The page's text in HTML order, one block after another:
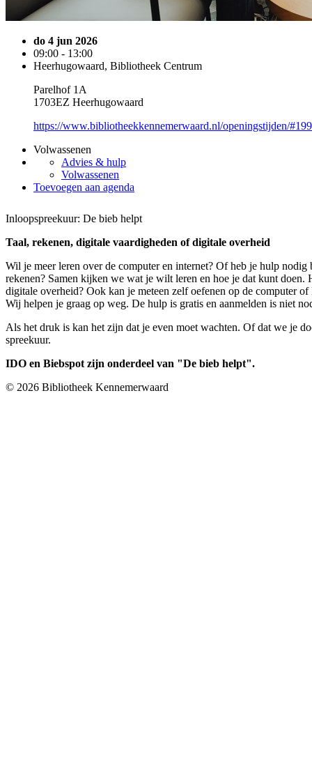
do 4 jun 2026
09:00 - 13:00
Heerhugowaard, Bibliotheek Centrum
Parelhof 1A
1703EZ Heerhugowaard
https://www.bibliotheekkennemerwaard.nl/openingstijden/
Volwassenen
Advies & hulp
Volwassenen
Toevoegen aan agenda
Inloopspreekuur: De bieb helpt
Taal, rekenen, digitale vaardigheden of digitale overheid
Wil je meer leren over de computer en internet? Of heb je hulp
rekenen? Samen kijken we wat je wilt leren en hoe je dat kunt
digitale overheid? Ook kan je meteen zelf oefenen op de computer of
Wij helpen je graag op weg. De hulp is gratis en aanmelden is niet
Als het druk is kan het zijn dat je even moet wachten. Of dat we je
spreekuur.
IDO en Biebspot zijn onderdeel van "De bieb helpt".
© 2026 Bibliotheek Kennemerwaard